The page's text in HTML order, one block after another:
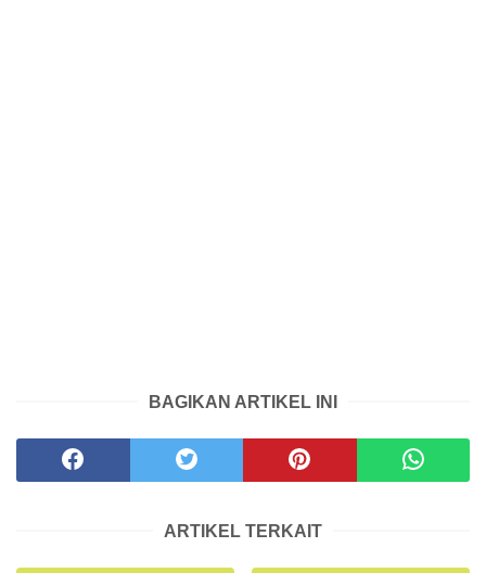
BAGIKAN ARTIKEL INI
ARTIKEL TERKAIT